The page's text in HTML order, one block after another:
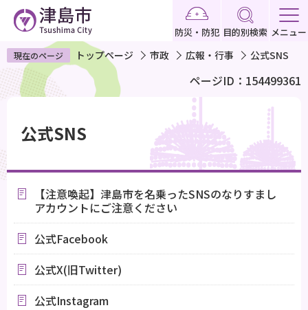
ペ
ー
ジ
で
す
防災・防犯 目的別検索 メニュー
現在のページ トップページ 市政 広報・行事 公式SNS
ページID：154499361
公式SNS
【注意喚起】津島市を名乗ったSNSのなりすまし
アカウントにご注意ください
公式Facebook
公式X(旧Twitter)
公式Instagram